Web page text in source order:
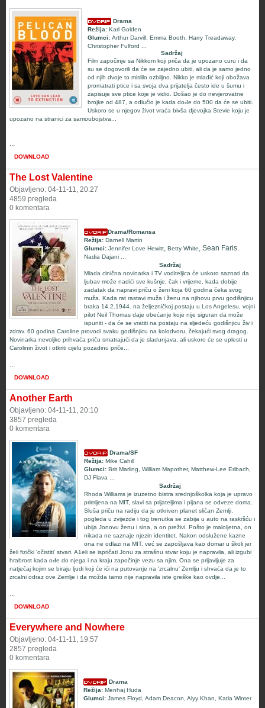
Drama
Režija: Karl Golden
Glumci: Arthur Darvill Emma Booth Harry Treadaway,
Christopher Fulford
Sadržaj
Film započinje sa Nikkom koji priča da je upozano curu i da
su se dogovorili da će se zajedno ubiti, ali da je samo jedno
od njih dvoje to mislilo ozbiljno. Nikko je mladić koji obožava
promatrati ptice i sa svoja dva prijatelja često ide u šumu i
zapisuje sve ptice koje je vidio. Došao je do nevjerovatne
brojke od 487, a odlučio je kada dođe do 500 da će se ubiti.
Uskoro se u njegov život vraća bivša djevojka Stevie koju je
upozano na stranici za samoubojstva...
...
DOWNLOAD
The Lost Valentine
Objavljeno: 04-11-11, 20:27
4859 pregleda
0 komentara
Drama/Romansa
Režija: Darnell Martin
Glumci: Jennifer Love Hewitt, Betty White, Sean Faris
Nadia Dajani
Sadržaj
Mlada cinična novinarka i TV voditeljica će uskoro saznati da
ljubav može nadići sve kušnje, čak i vrijeme, kada dobije
zadatak da napravi priču o ženi koja 60 godina čeka svog
muža. Kada rat rastavi muža i ženu na njihovu prvu godišnjicu
braka 14.2.1944. na željezničkoj postaju u Los Angelesu, vojni
pilot Neil Thomas daje obećanje koje nije siguran da može
ispuniti - da će se vratiti na postaju na sljedeću godišnjicu živ i
zdrav. 60 godina Caroline provodi svaku godišnjicu na kolodvoru, čekajući svog dragog.
Novinarka nevoljko prihvaća priču smatrajući da je sladunjava, ali uskoro će se uplesti u
Carolinin život i otkriti cijelu pozadinu priče...
...
DOWNLOAD
Another Earth
Objavljeno: 04-11-11, 20:10
3857 pregleda
0 komentara
Drama/SF
Režija: Mike Cahill
Glumci: Brit Marling William Mapother, Matthew-Lee Erlbach
DJ Flava
Sadržaj
Rhoda Williams je izuzetno bistra srednjoškolka koja je upravo
primljena na MIT, slavi sa prijateljima i pijana se odveze doma.
Sluša priču na radiju da je otkriven planet sličan Zemlji,
pogleda u zvijezde i tog trenutka se zabija u auto na raskršću i
ubija Jonovu ženu i sina, a on preživi. Pošto je maloljetna, on
nikada ne saznaje njezin identitet. Nakon odslužene kazne
ona ne odlazi na MIT, već se zapošljava kao domar u školi jer
želi fizički 'očistiti' stvari. A1eli se ispričati Jonu za strašnu stvar koju je napravila, ali izgubi
hrabrost kada ođe do njega i na kraju započinje vezu sa njim. Ona se prijavljuje za
natječaj kojim se biraju ljudi koji će ići na putovanje na 'zrcalnu' Zemlju i shvaća da je to
zrcalni odraz ove Zemlje i da možda tamo nije napravila iste greške kao ovdje...
...
DOWNLOAD
Everywhere and Nowhere
Objavljeno: 04-11-11, 19:57
2857 pregleda
0 komentara
Drama
Režija: Menhaj Huda
Glumci: James Floyd Adam Deacon Alyy Khan
Katia Winter